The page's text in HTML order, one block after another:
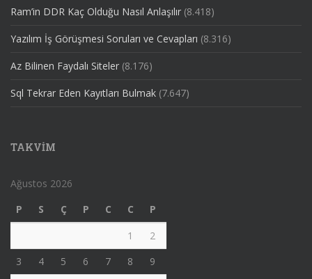
Ram’in DDR Kaç Olduğu Nasıl Anlaşılır (8.418)
Yazılım İş Görüşmesi Soruları ve Cevapları (8.316)
Az Bilinen Faydalı Siteler (8.176)
Sql Tekrar Eden Kayıtları Bulmak (7.647)
TAKVIM
Ağustos 2026
P
S Ç P C C
P
1
2
3
4 5 6 7 8
9